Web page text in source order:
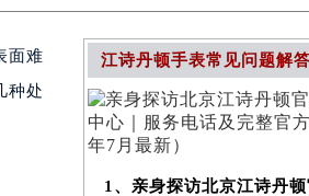
面难
种处
江诗丹顿手表常见问题解答